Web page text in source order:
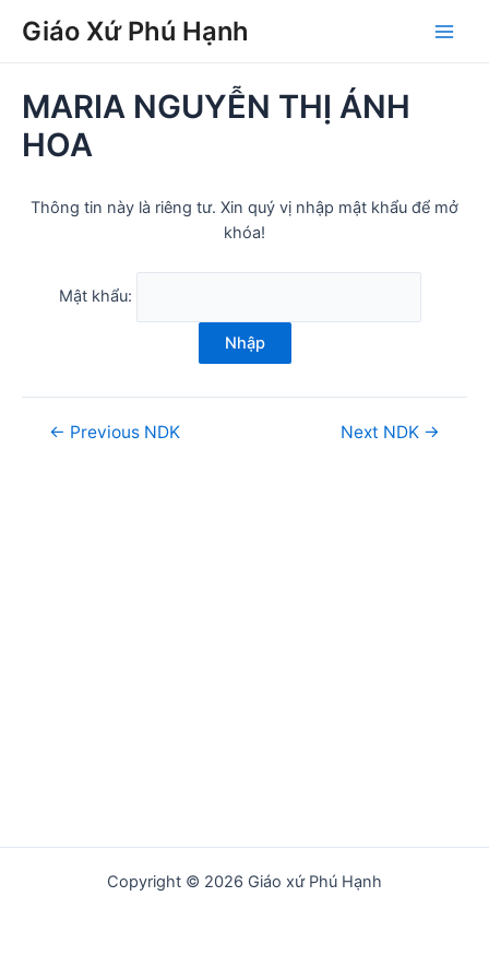
Giáo Xứ Phú Hạnh
Main
MARIA NGUYỄN THỊ ÁNH
HOA
Thông tin này là riêng tư. Xin quý vị nhập mật khẩu để mở
khóa!
Mật khẩu:
Nhập
navigation
← Previous NDK Next NDK →
Copyright © 2026 Giáo xứ Phú Hạnh